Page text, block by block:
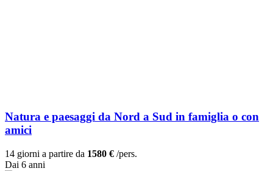
Natura e paesaggi da Nord a Sud in famiglia o con
amici
14 giorni a partire da 1580 € /pers.
Dai 6 anni